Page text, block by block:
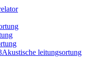
Akustische leitungsortung